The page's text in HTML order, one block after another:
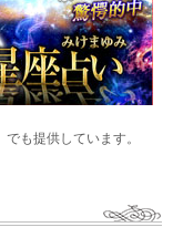
でも提供しています。